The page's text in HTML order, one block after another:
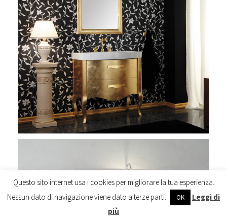
Questo sito internet usa i cookies per migliorare la tua esperienza.
Nessun dato di navigazione viene dato a terze parti.
OK
Leggi di
più